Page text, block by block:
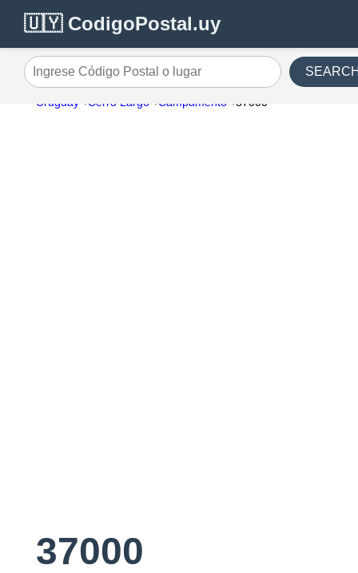
🇺🇾 CodigoPostal.uy
Ingrese Código Postal o lugar
Uruguay Cerro Largo Campamento 37000
37000